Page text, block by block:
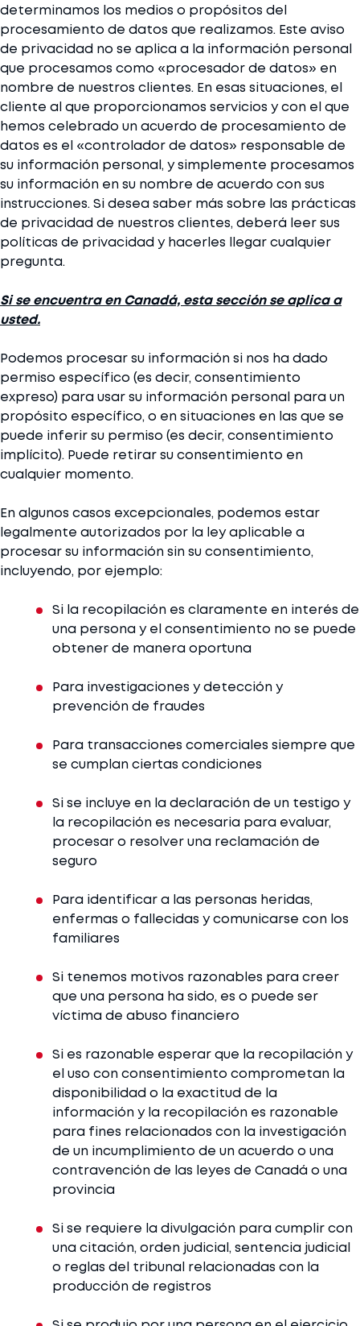
determinamos los medios o propósitos del
procesamiento de datos que realizamos. Este aviso
de privacidad no se aplica a la información personal
que procesamos como «procesador de datos» en
nombre de nuestros clientes. En esas situaciones, el
cliente al que proporcionamos servicios y con el que
hemos celebrado un acuerdo de procesamiento de
datos es el «controlador de datos» responsable de
su información personal, y simplemente procesamos
su información en su nombre de acuerdo con sus
instrucciones. Si desea saber más sobre las prácticas
de privacidad de nuestros clientes, deberá leer sus
políticas de privacidad y hacerles llegar cualquier
pregunta.
Si se encuentra en Canadá, esta sección se aplica a
usted.
Podemos procesar su información si nos ha dado
permiso específico (es decir, consentimiento
expreso) para usar su información personal para un
propósito específico, o en situaciones en las que se
puede inferir su permiso (es decir, consentimiento
implícito). Puede retirar su consentimiento en
cualquier momento.
En algunos casos excepcionales, podemos estar
legalmente autorizados por la ley aplicable a
procesar su información sin su consentimiento,
incluyendo, por ejemplo:
Si la recopilación es claramente en interés de
una persona y el consentimiento no se puede
obtener de manera oportuna
Para investigaciones y detección y
prevención de fraudes
Para transacciones comerciales siempre que
se cumplan ciertas condiciones
Si se incluye en la declaración de un testigo y
la recopilación es necesaria para evaluar,
procesar o resolver una reclamación de
seguro
Para identificar a las personas heridas,
enfermas o fallecidas y comunicarse con los
familiares
Si tenemos motivos razonables para creer
que una persona ha sido, es o puede ser
víctima de abuso financiero
Si es razonable esperar que la recopilación y
el uso con consentimiento comprometan la
disponibilidad o la exactitud de la
información y la recopilación es razonable
para fines relacionados con la investigación
de un incumplimiento de un acuerdo o una
contravención de las leyes de Canadá o una
provincia
Si se requiere la divulgación para cumplir con
una citación, orden judicial, sentencia judicial
o reglas del tribunal relacionadas con la
producción de registros